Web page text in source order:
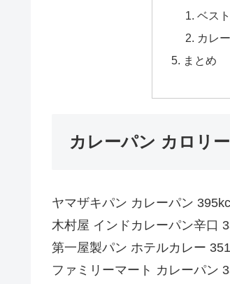
ベス
カレ
まとめ
カレーパン カロリ
ヤマザキパン カレーパン
木村屋 インドカレーパン辛口
第一屋製パン ホテルカレー
ファミリーマート カレーパン